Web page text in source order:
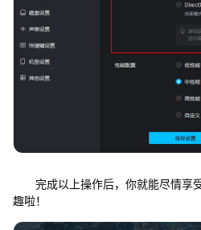
完成以上操作后，你就能尽情享
趣啦！